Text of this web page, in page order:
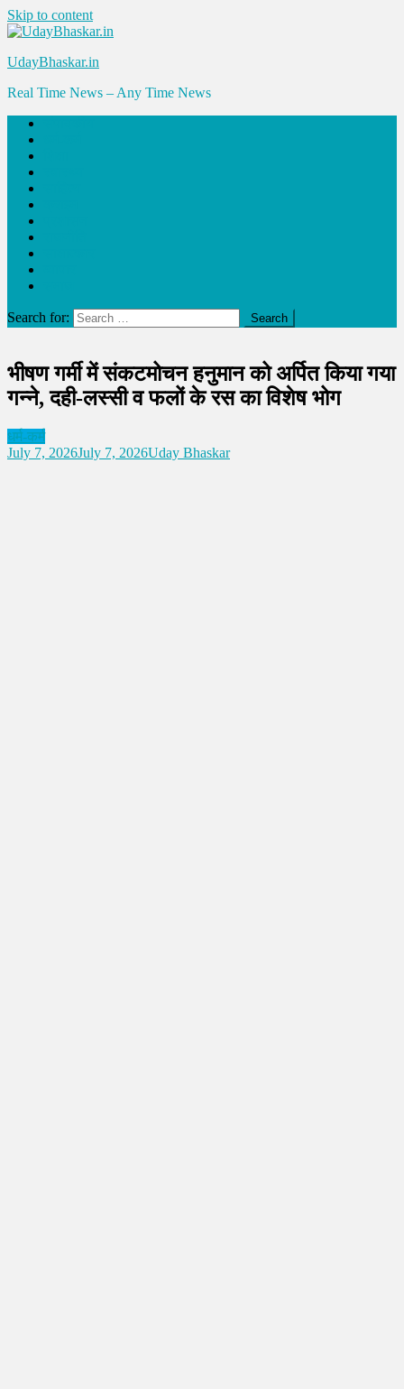
Skip to content
UdayBhaskar.in
Real Time News – Any Time News
Search for:
भीषण गर्मी में संकटमोचन हनुमान को अर्पित किया गया
गन्ने, दही-लस्सी व फलों के रस का विशेष भोग
धर्म-कर्म
July 7, 2026July 7, 2026Uday Bhaskar